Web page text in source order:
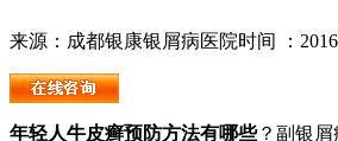
来源：成都银康银屑病医院时间 ：
年轻人牛皮癣预防方法有哪些？副银屑